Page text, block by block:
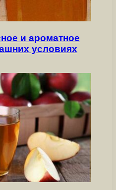
и ароматное
условиях